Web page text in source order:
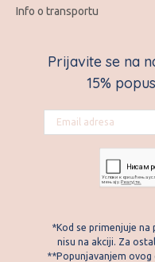
Prijavite se na
15%
*Kod se primenjuje
nisu na akciji. Za
**Popunjavanjem
Info o transportu